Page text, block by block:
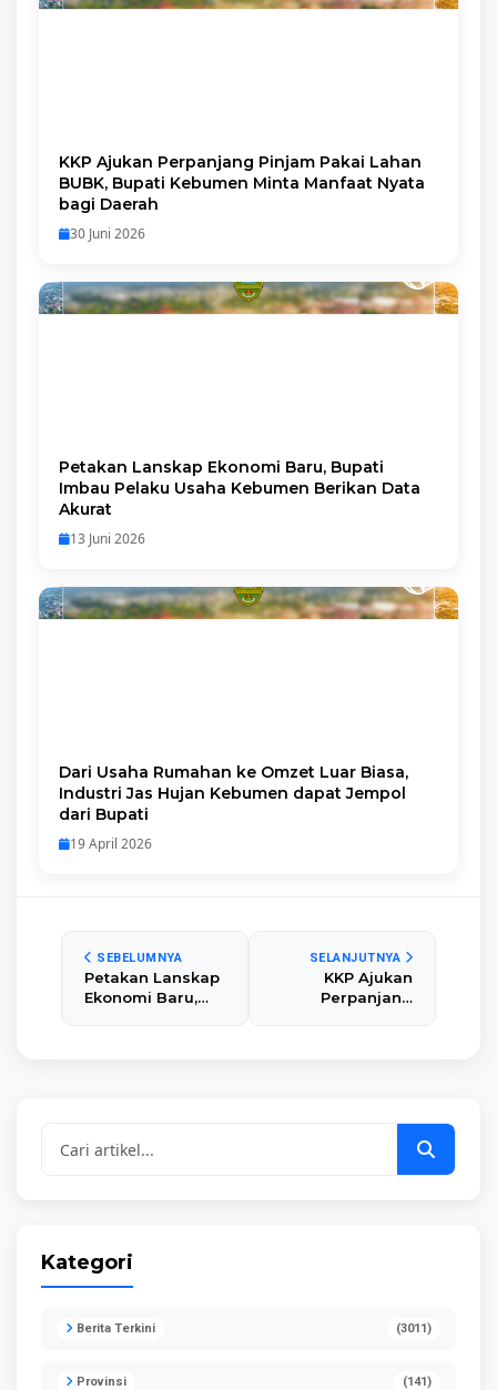
KKP Ajukan Perpanjang Pinjam Pakai Lahan
BUBK, Bupati Kebumen Minta Manfaat Nyata
bagi Daerah
30 Juni 2026
Petakan Lanskap Ekonomi Baru, Bupati
Imbau Pelaku Usaha Kebumen Berikan Data
Akurat
13 Juni 2026
Dari Usaha Rumahan ke Omzet Luar Biasa,
Industri Jas Hujan Kebumen dapat Jempol
dari Bupati
19 April 2026
SEBELUMNYA
Petakan Lanskap
Ekonomi Baru,
SELANJUTNYA
KKP Ajukan
Perpanjang
Kategori
Berita Terkini (3011)
Provinsi (141)